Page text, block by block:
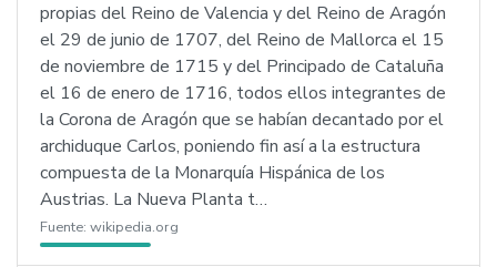
propias del Reino de Valencia y del Reino de Aragón
el 29 de junio de 1707, del Reino de Mallorca el 15
de noviembre de 1715 y del Principado de Cataluña
el 16 de enero de 1716, todos ellos integrantes de
la Corona de Aragón que se habían decantado por el
archiduque Carlos, poniendo fin así a la estructura
compuesta de la Monarquía Hispánica de los
Austrias. La Nueva Planta t…
Fuente: wikipedia.org